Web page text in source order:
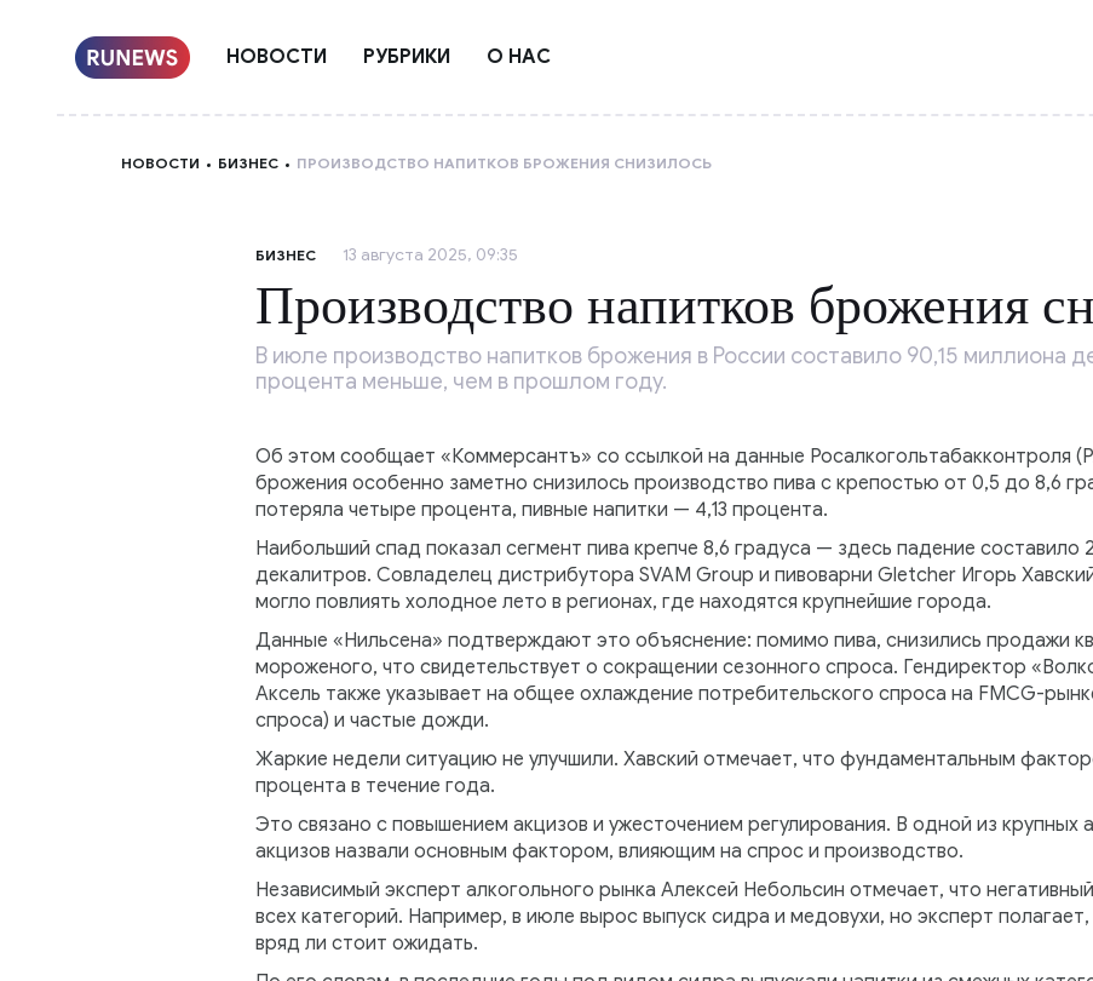
НОВОСТИ РУБРИКИ О НАС
НОВОСТИ БИЗНЕС ПРОИЗВОДСТВО НАПИТКОВ БРОЖЕНИЯ СНИЗИЛОСЬ
БИЗНЕС 13 августа 2025, 09:35
Производство напитков брожения
В июле производство напитков брожения в России составило 90,15 миллиона
процента меньше, чем в прошлом году.
Об этом сообщает «Коммерсантъ» со ссылкой на данные Росалкогольтабакконтроля
брожения особенно заметно снизилось производство пива с крепостью от 0,5 до 8,6
потеряла четыре процента, пивные напитки — 4,13 процента.
Наибольший спад показал сегмент пива крепче 8,6 градуса — здесь падение составило
декалитров. Совладелец дистрибутора SVAM Group и пивоварни Gletcher Игорь
могло повлиять холодное лето в регионах, где находятся крупнейшие города.
Данные «Нильсена» подтверждают это объяснение: помимо пива, снизились продажи
мороженого, что свидетельствует о сокращении сезонного спроса. Гендиректор
Аксель также указывает на общее охлаждение потребительского спроса на FMCG-
спроса) и частые дожди.
Жаркие недели ситуацию не улучшили. Хавский отмечает, что фундаментальным
процента в течение года.
Это связано с повышением акцизов и ужесточением регулирования. В одной из крупных
акцизов назвали основным фактором, влияющим на спрос и производство.
Независимый эксперт алкогольного рынка Алексей Небольсин отмечает, что
всех категорий. Например, в июле вырос выпуск сидра и медовухи, но эксперт
вряд ли стоит ожидать.